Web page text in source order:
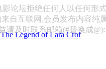
Legend of Lara Crof
论坛拒绝任何人以任何形
自互联网,会员发布内容纯
请及时联系邮箱(#替换成